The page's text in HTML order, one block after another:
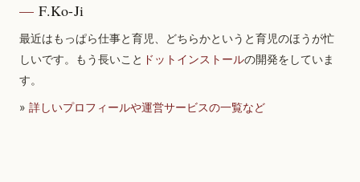
F.Ko-Ji
最近はもっぱら仕事と育児、どちらかというと育児のほうが忙
しいです。もう長いこと ドットインストールの開発をしていま
す。
» 詳しいプロフィールや運営サービスの一覧など